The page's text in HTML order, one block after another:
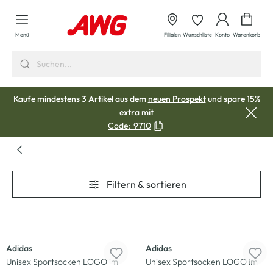
springen
Menü Filialen Wunschliste Konto Warenkorb
Kaufe mindestens 3 Artikel aus demneuen Prospektund spare 15%
extra mit
Code: 9710
Filtern & sortieren
Adidas
Unisex Sportsocken LOGO im
Adidas
Unisex Sportsocken LOGO im